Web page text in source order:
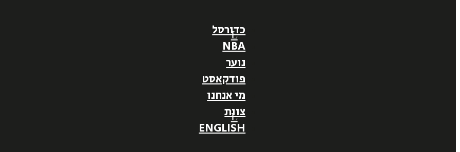
כדורסל
NBA
נוער
פודקאסט
מי אנחנו
צוות
ENGLISH